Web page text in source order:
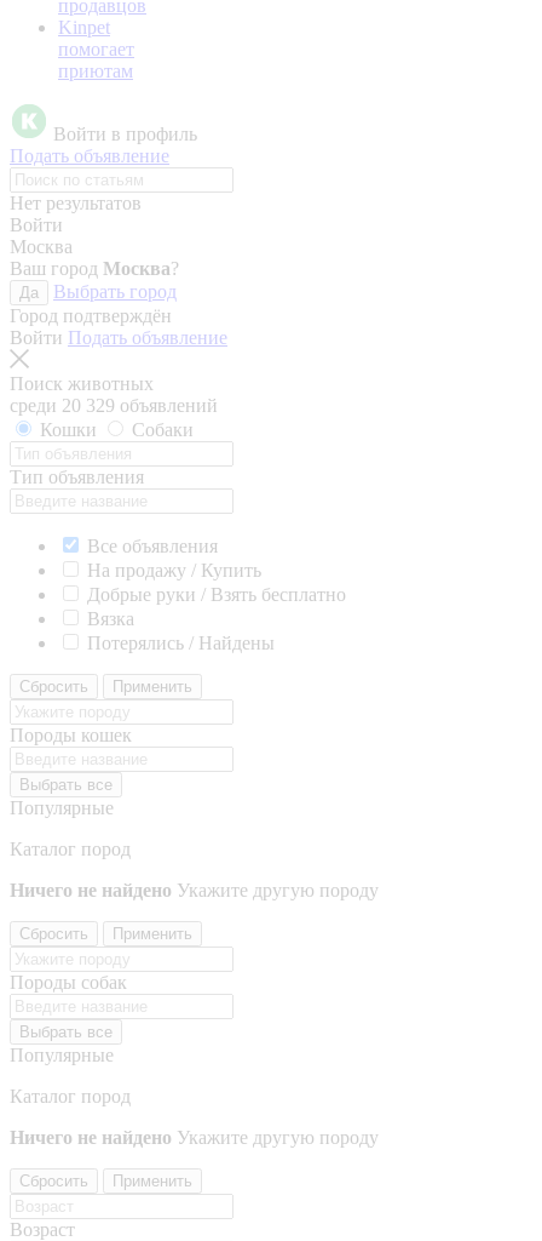
продавцов
Kinpet
помогает
приютам
Войти в профиль
Подать объявление
Нет результатов
Войти
Москва
Ваш город Москва?
Да
Выбрать город
Город подтверждён
Войти Подать объявление
Поиск животных
среди 20 329 объявлений
Кошки
Собаки
Тип объявления
Все объявления
На продажу / Купить
Добрые руки / Взять бесплатно
Вязка
Потерялись / Найдены
Сбросить Применить
Породы кошек
Выбрать все
Популярные
Каталог пород
Ничего не найдено Укажите другую породу
Сбросить Применить
Породы собак
Выбрать все
Популярные
Каталог пород
Ничего не найдено Укажите другую породу
Сбросить Применить
Возраст